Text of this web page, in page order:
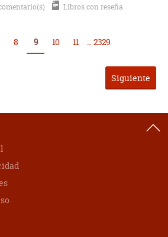
Libros con reseña
8 9 10 11 ... 2329
Siguiente